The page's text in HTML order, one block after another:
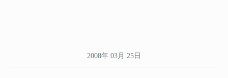
2008年 03月 25日